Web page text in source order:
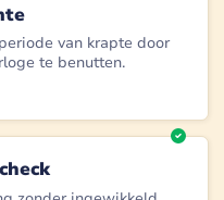
van krapte door
te benutten.